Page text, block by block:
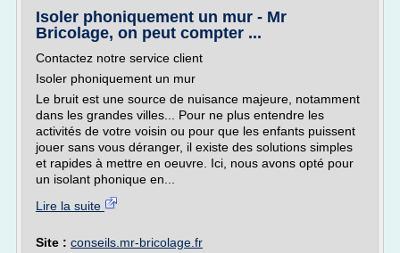
Isoler phoniquement un mur - Mr
Bricolage, on peut compter ...
Contactez notre service client
Isoler phoniquement un mur
Le bruit est une source de nuisance majeure, notamment
dans les grandes villes... Pour ne plus entendre les
activités de votre voisin ou pour que les enfants puissent
jouer sans vous déranger, il existe des solutions simples
et rapides à mettre en oeuvre. Ici, nous avons opté pour
un isolant phonique en...
Lire la suite
Site : conseils.mr-bricolage.fr